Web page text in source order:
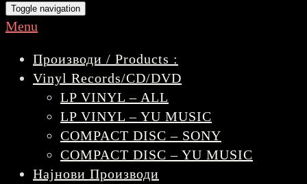
Toggle navigation
Menu
Производи / Products :
Vinyl Records/CD/DVD
LP VINYL – ALL
LP VINYL – YU MUSIC
COMPACT DISC – SONY
COMPACT DISC – YU MUSIC
Најнови Производи